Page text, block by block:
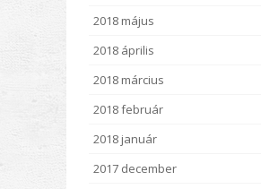
2018 május
2018 április
2018 március
2018 február
2018 január
2017 december